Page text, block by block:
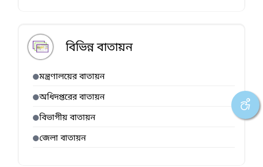
বিভিন্ন বাতায়ন
মন্ত্রণালয়ের বাতায়ন
অধিদপ্তরের বাতায়ন
বিভাগীয় বাতায়ন
জেলা বাতায়ন